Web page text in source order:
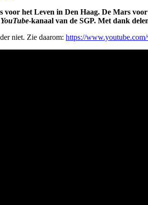
het Leven in Den Haag. De Mars
YouTube-kanaal van de SGP. Met dank
niet. Zie daarom: https://